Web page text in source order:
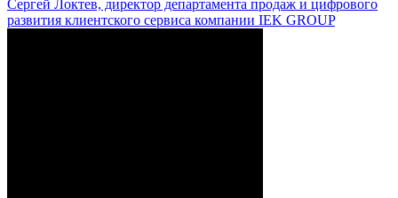
Сергей Локтев, директор департамента продаж и цифрового
развития клиентского сервиса компании IEK GROUP